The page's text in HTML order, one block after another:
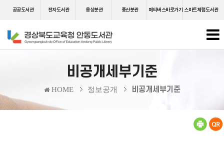
공공도서관 전자도서관 용상분관 풍산분관 메타버스바로가기 스마트체험도서관
비공개세부기준
HOME 정보공개 비공개세부기준